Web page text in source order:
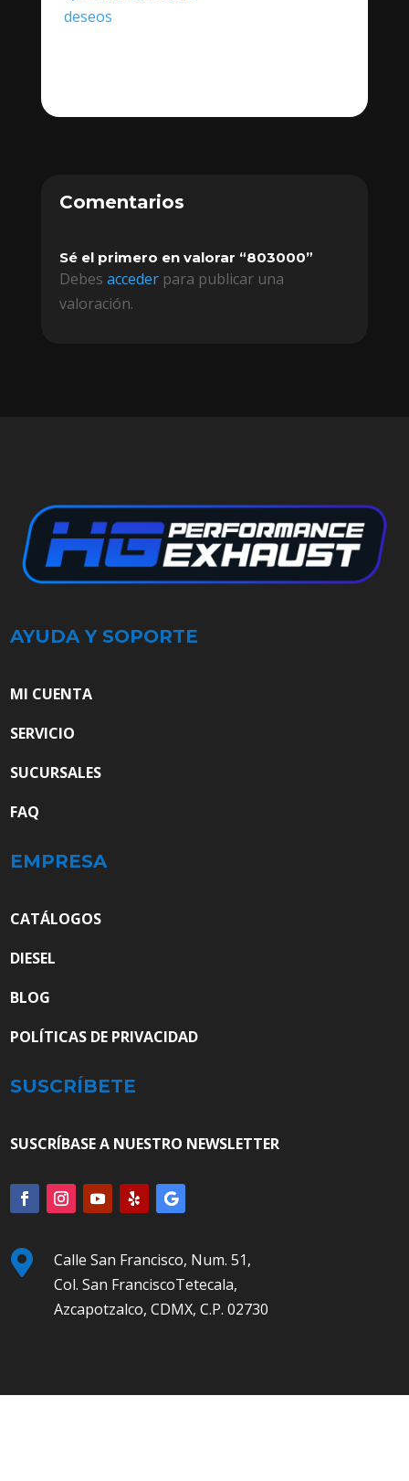
deseos
Comentarios
Sé el primero en valorar “803000”
Debes accederpara publicar una
valoración.
AYUDA Y SOPORTE
MI CUENTA
SERVICIO
SUCURSALES
FAQ
EMPRESA
CATÁLOGOS
DIESEL
BLOG
POLÍTICAS DE PRIVACIDAD
SUSCRÍBETE
SUSCRÍBASE A NUESTRO NEWSLETTER

Calle San Francisco, Num. 51,
Col. San FranciscoTetecala,
Azcapotzalco, CDMX, C.P. 02730